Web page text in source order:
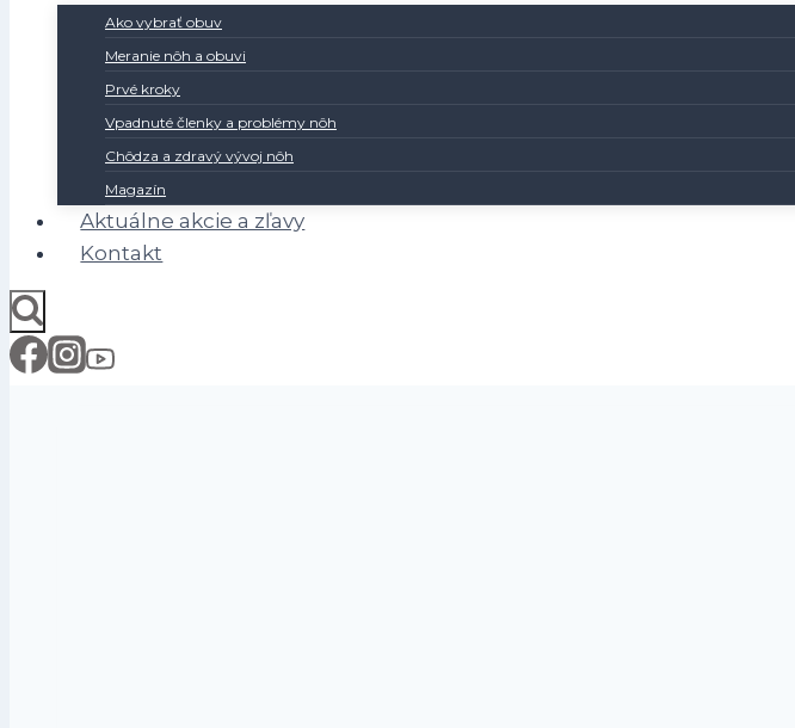
Ako vybrať obuv
Meranie nôh a obuvi
Prvé kroky
Vpadnuté členky a problémy nôh
Chôdza a zdravý vývoj nôh
Magazín
Aktuálne akcie a zľavy
Kontakt